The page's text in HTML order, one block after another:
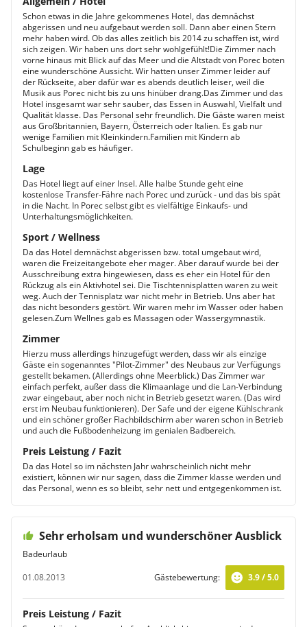
Schon etwas in die Jahre gekommenes Hotel, das demnächst
abgerissen und neu aufgebaut werden soll. Dann aber einen Stern
mehr haben wird. Ob das alles zeitlich bis 2014 zu schaffen ist, wird
sich zeigen. Wir haben uns dort sehr wohlgefühlt!Die Zimmer nach
vorne hinaus mit Blick auf das Meer und die Altstadt von Porec boten
eine wunderschöne Aussicht. Wir hatten unser Zimmer leider auf
der Rückseite, aber dafür war es abends deutlich leiser, weil die
Musik aus Porec nicht bis zu uns hinüber drang.Das Zimmer und das
Hotel insgesamt war sehr sauber, das Essen in Auswahl, Vielfalt und
Qualität klasse. Das Personal sehr freundlich. Die Gäste waren meist
aus Großbritannien, Bayern, Österreich oder Italien. Es gab nur
wenige Familien mit Kleinkindern.Familien mit Kindern ab
Schulbeginn gab es häufiger.
Lage
Das Hotel liegt auf einer Insel. Alle halbe Stunde geht eine
kostenlose Transfer-Fähre nach Porec und zurück - und das bis spät
in die Nacht. In Porec selbst gibt es vielfältige Einkaufs- und
Unterhaltungsmöglichkeiten.
Sport / Wellness
Da das Hotel demnächst abgerissen bzw. total umgebaut wird,
waren die Freizeitangebote eher mager. Aber darauf wurde bei der
Ausschreibung extra hingewiesen, dass es eher ein Hotel für den
Rückzug als ein Aktivhotel sei. Die Tischtennisplatten waren zu weit
weg. Auch der Tennisplatz war nicht mehr in Betrieb. Uns aber hat
das nicht besonders gestört. Wir waren mehr im Wasser oder haben
gelesen.Zum Wellnes gab es Massagen oder Wassergymnastik.
Zimmer
Hierzu muss allerdings hinzugefügt werden, dass wir als einzige
Gäste ein sogenanntes "Pilot-Zimmer" des Neubaus zur Verfügungs
gestellt bekamen. (Allerdings ohne Meerblick.) Das Zimmer war
einfach perfekt, außer dass die Klimaanlage und die Lan-Verbindung
zwar eingebaut, aber noch nicht in Betrieb gesetzt waren. (Das wird
erst im Neubau funktionieren). Der Safe und der eigene Kühlschrank
und ein schöner großer Flachbildschirm aber waren schon in Betrieb
und auch die Fußbodenheizung im genialen Badbereich.
Preis Leistung / Fazit
Da das Hotel so im nächsten Jahr wahrscheinlich nicht mehr
existiert, können wir nur sagen, dass die Zimmer klasse werden und
das Personal, wenn es so bleibt, sehr nett und entgegenkommen ist.
Sehr erholsam und wunderschöner Ausblick
Badeurlaub
01.08.2013
Gästebewertung: 3.9 / 5.0
Preis Leistung / Fazit